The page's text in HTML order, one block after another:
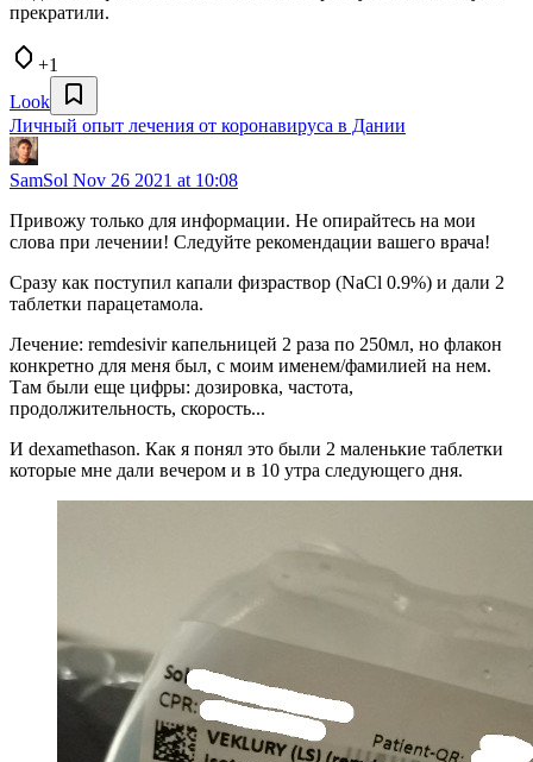
прекратили.
+1
Look
Личный опыт лечения от коронавируса в Дании
SamSol Nov 26 2021 at 10:08
Привожу только для информации. Не опирайтесь на мои
слова при лечении! Следуйте рекомендации вашего врача!
Сразу как поступил капали физраствор (NaCl 0.9%) и дали 2
таблетки парацетамола.
Лечение: remdesivir капельницей 2 раза по 250мл, но флакон
конкретно для меня был, с моим именем/фамилией на нем.
Там были еще цифры: дозировка, частота,
продолжительность, скорость...
И dexamethason. Как я понял это были 2 маленькие таблетки
которые мне дали вечером и в 10 утра следующего дня.